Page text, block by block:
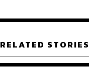
RELATED STORIES